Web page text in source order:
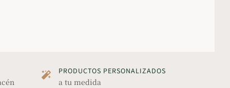
PRODUCTOS PERSONALIZADOS
a tu medida